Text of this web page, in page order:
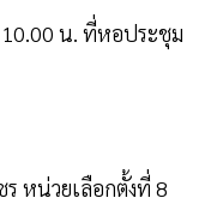
น. ที่หอประชุม
ร หน่วยเลือกตั้งที่ 8